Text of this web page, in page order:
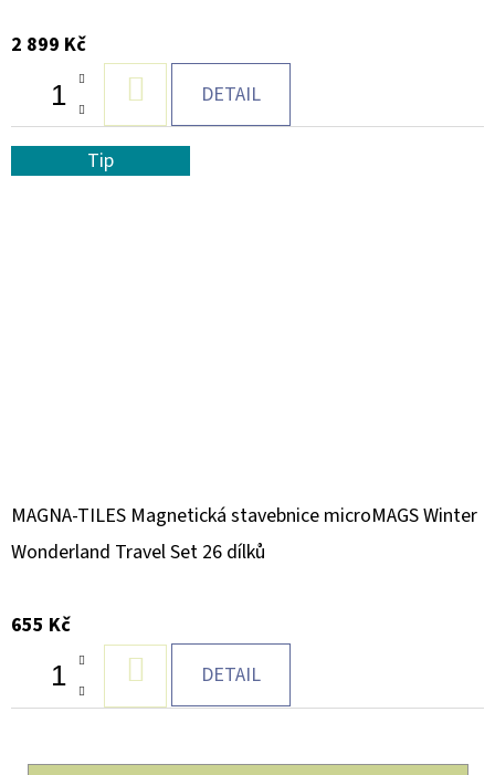
2 899 Kč
KOŠÍKU
DETAIL
Tip
MAGNA-TILES Magnetická stavebnice microMAGS Winter
Wonderland Travel Set 26 dílků
655 Kč
KOŠÍKU
DETAIL